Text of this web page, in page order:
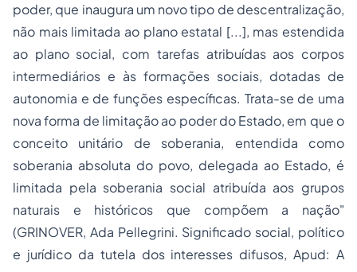
poder, que inaugura um novo tipo de descentralização,
não mais limitada ao plano estatal [...], mas estendida
ao plano social, com tarefas atribuídas aos corpos
intermediários e às formações sociais, dotadas de
autonomia e de funções específicas. Trata-se de uma
nova forma de limitação ao poder do Estado, em que o
conceito unitário de soberania, entendida como
soberania absoluta do povo, delegada ao Estado, é
limitada pela soberania social atribuída aos grupos
naturais e históricos que compõem a nação"
(GRINOVER, Ada Pellegrini. Significado social, político
e jurídico da tutela dos interesses difusos,Apud: A